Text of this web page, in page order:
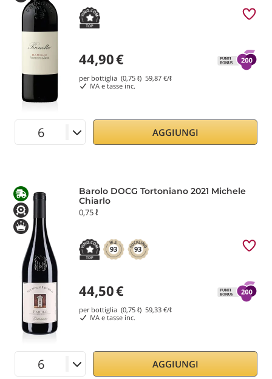
44,90€
per bottiglia (0,75 ℓ) 59,87 €/ℓ
IVA e tasse inc.
AGGIUNGI
Barolo DOCG Tortoniano 2021 Michele
Chiarlo
0,75 ℓ
93 93
44,50€
per bottiglia (0,75 ℓ) 59,33 €/ℓ
IVA e tasse inc.
AGGIUNGI